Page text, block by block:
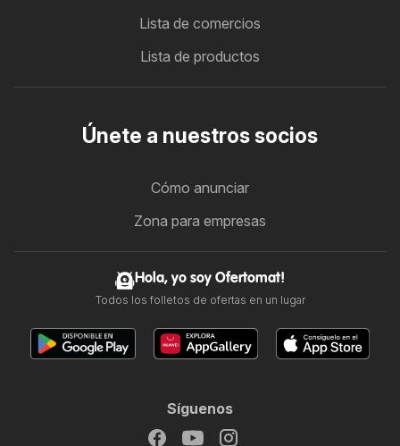
Lista de comercios
Lista de productos
Únete a nuestros socios
Cómo anunciar
Zona para empresas
Hola, yo soy Ofertomat!
Todos los folletos de ofertas en un lugar
Síguenos